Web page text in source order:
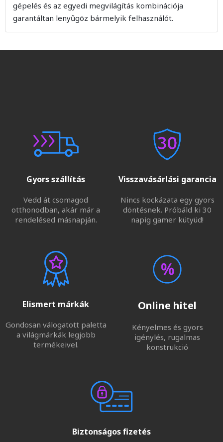
gépelés és az egyedi megvilágítás kombinációja
garantáltan lenyűgöz bármelyik felhasználót.
Gyors szállítás
Vedd át csomagod
otthonodban, akár már a
rendelésed másnapján.
Visszavásárlási garancia
Nincs kockázata egy gyors
döntésnek. Próbáld ki 30
napig gamer kütyüd!
Elismert márkák
Gondosan válogatott paletta
a világmárkák legjobb
termékeivel.
Online hitel
Kényelmes és gyors
igénylés, rugalmas
konstrukció
Biztonságos fizetés